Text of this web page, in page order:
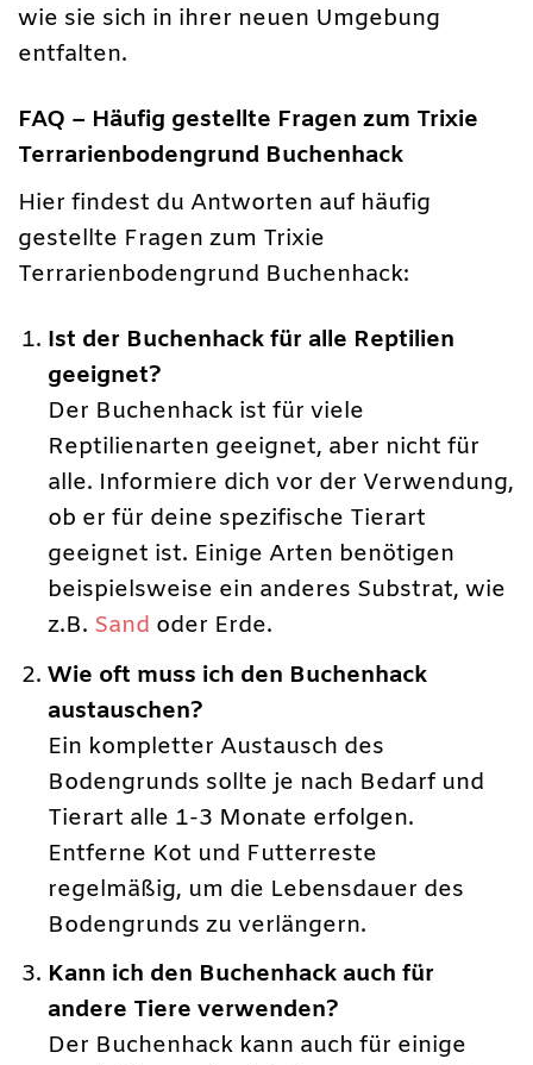
wie sie sich in ihrer neuen Umgebung
entfalten.
FAQ – Häufig gestellte Fragen zum Trixie
Terrarienbodengrund Buchenhack
Hier findest du Antworten auf häufig
gestellte Fragen zum Trixie
Terrarienbodengrund Buchenhack:
Ist der Buchenhack für alle Reptilien
geeignet?
Der Buchenhack ist für viele
Reptilienarten geeignet, aber nicht für
alle. Informiere dich vor der Verwendung,
ob er für deine spezifische Tierart
geeignet ist. Einige Arten benötigen
beispielsweise ein anderes Substrat, wie
z.B. Sand oder Erde.
Wie oft muss ich den Buchenhack
austauschen?
Ein kompletter Austausch des
Bodengrunds sollte je nach Bedarf und
Tierart alle 1-3 Monate erfolgen.
Entferne Kot und Futterreste
regelmäßig, um die Lebensdauer des
Bodengrunds zu verlängern.
Kann ich den Buchenhack auch für
andere Tiere verwenden?
Der Buchenhack kann auch für einige